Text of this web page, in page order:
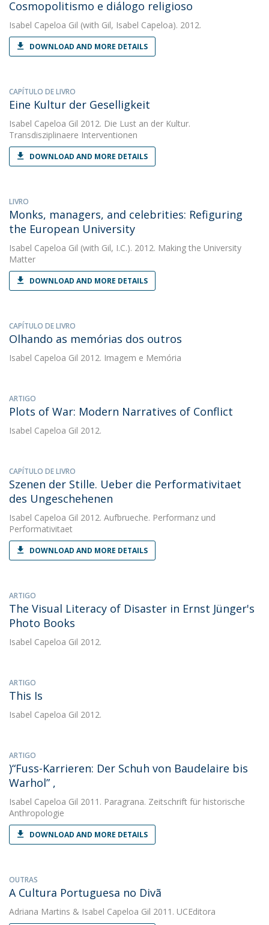
Cosmopolitismo e diálogo religioso
Isabel Capeloa Gil (with Gil, Isabel Capeloa). 2012.
DOWNLOAD AND MORE DETAILS
CAPÍTULO DE LIVRO
Eine Kultur der Geselligkeit
Isabel Capeloa Gil 2012. Die Lust an der Kultur.
Transdisziplinaere Interventionen
DOWNLOAD AND MORE DETAILS
LIVRO
Monks, managers, and celebrities: Refiguring
the European University
Isabel Capeloa Gil (with Gil, I.C.). 2012. Making the University
Matter
DOWNLOAD AND MORE DETAILS
CAPÍTULO DE LIVRO
Olhando as memórias dos outros
Isabel Capeloa Gil 2012. Imagem e Memória
ARTIGO
Plots of War: Modern Narratives of Conflict
Isabel Capeloa Gil 2012.
CAPÍTULO DE LIVRO
Szenen der Stille. Ueber die Performativitaet
des Ungeschehenen
Isabel Capeloa Gil 2012. Aufbrueche. Performanz und
Performativitaet
DOWNLOAD AND MORE DETAILS
ARTIGO
The Visual Literacy of Disaster in Ernst Jünger's
Photo Books
Isabel Capeloa Gil 2012.
ARTIGO
This Is
Isabel Capeloa Gil 2012.
ARTIGO
)“Fuss-Karrieren: Der Schuh von Baudelaire bis
Warhol” ,
Isabel Capeloa Gil 2011. Paragrana. Zeitschrift für historische
Anthropologie
DOWNLOAD AND MORE DETAILS
OUTRAS
A Cultura Portuguesa no Divã
Adriana Martins & Isabel Capeloa Gil 2011. UCEditora